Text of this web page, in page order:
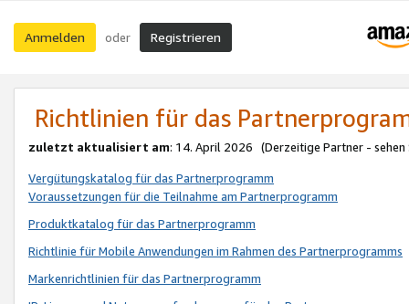
Anmelden oder Registrieren
Richtlinien für das
zuletzt aktualisiert am: 14. April 2026 (Derzeitige Partner - sehen
Vergütungskatalog für das Partnerprogramm
Voraussetzungen für die Teilnahme am Partnerprogramm
Produktkatalog für das Partnerprogramm
Richtlinie für Mobile Anwendungen im Rahmen des Partnerprogramms
Markenrichtlinien für das Partnerprogramm